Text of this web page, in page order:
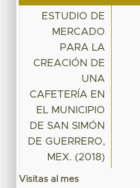
ESTUDIO DE
MERCADO
PARA LA
CREACIÓN DE
UNA
CAFETERÍA EN
EL MUNICIPIO
DE SAN SIMÓN
DE GUERRERO,
MEX. (2018)
Visitas al mes